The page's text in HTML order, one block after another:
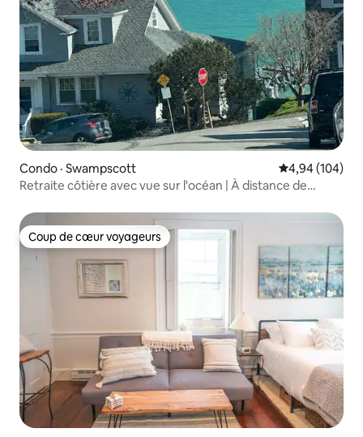
Condo · Swampscott Note
4,94 (104)
Retraite côtière avec vue sur l'océan | À distance de
Coup de cœur voyageurs
Coup de cœur voyageurs